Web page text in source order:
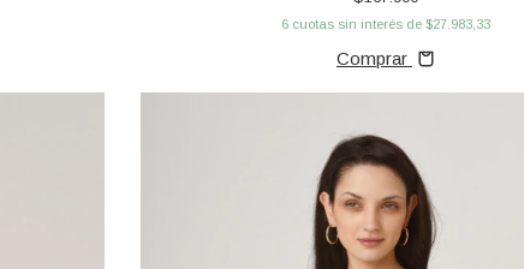
6 cuotas sin interés de $27.983,33
Comprar